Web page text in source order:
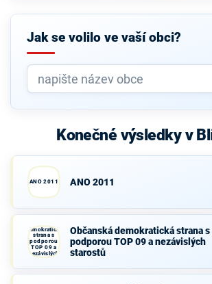
Jak se volilo ve vaší obci?
Konečné výsledky v
ANO 2011 ANO 2011
demokratická
strana s
podporou
TOP 09 a
nezávislých
starostů
Občanská demokratická strana s
podporou TOP 09 a nezávislých
starostů